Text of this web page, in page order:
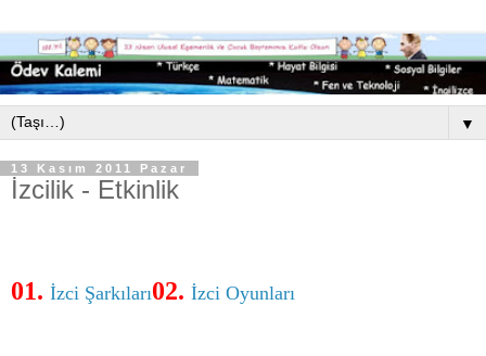
▼
13 Kasım 2011 Pazar
İzcilik - Etkinlik
01. İzci Şarkıları02. İzci Oyunları